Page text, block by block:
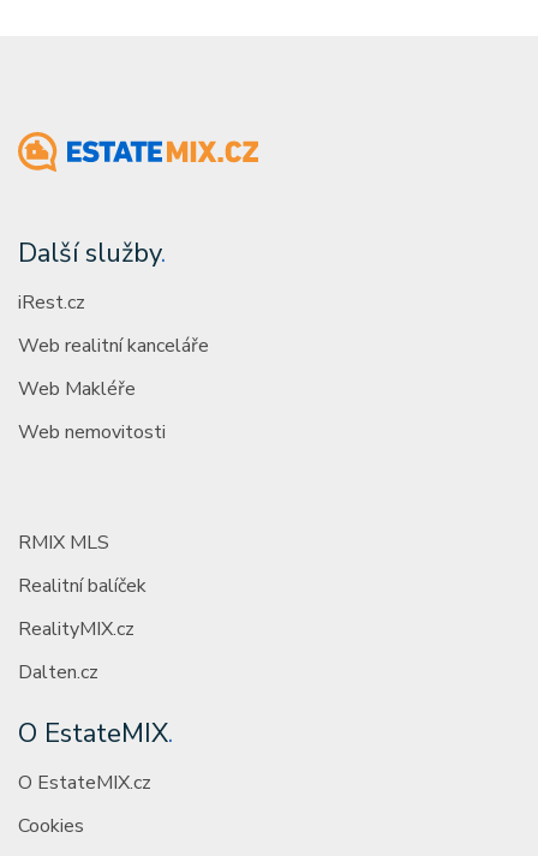
Další služby.
iRest.cz
Web realitní kanceláře
Web Makléře
Web nemovitosti
RMIX MLS
Realitní balíček
RealityMIX.cz
Dalten.cz
O EstateMIX.
O EstateMIX.cz
Cookies